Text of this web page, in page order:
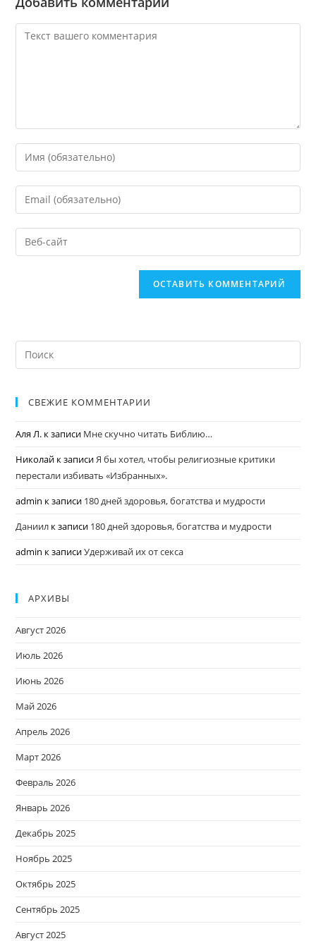
СВЕЖИЕ КОММЕНТАРИИ
Аля Л. к записи Мне скучно читать Библию…
Николай к записиЯ бы хотел, чтобы религиозные критики
перестали избивать «Избранных».
admin к записи 180 дней здоровья, богатства и мудрости
Даниил к записи 180 дней здоровья, богатства и мудрости
admin к записиУдерживай их от секса
АРХИВЫ
Август 2026
Июль 2026
Июнь 2026
Май 2026
Апрель 2026
Март 2026
Февраль 2026
Январь 2026
Декабрь 2025
Ноябрь 2025
Октябрь 2025
Сентябрь 2025
Август 2025